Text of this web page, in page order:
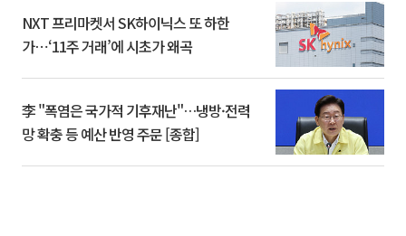
NXT 프리마켓서 SK하이닉스 또 하한
가⋯‘11주 거래’에 시초가 왜곡
李 "폭염은 국가적 기후재난"…냉방·전력
망 확충 등 예산 반영 주문 [종합]